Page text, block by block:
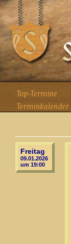
Freitag
09.01.2026
um 19:00